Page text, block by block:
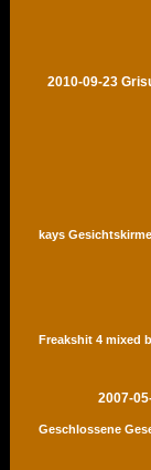
2010-09-23
kays
Freakshit 4 mixed
2007-
Geschlossene